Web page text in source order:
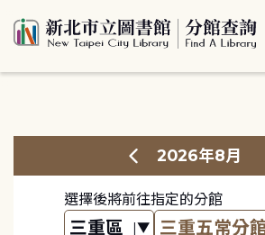
2026年8月
選擇後將前往指定的分館